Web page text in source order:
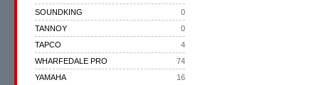
0
SOUNDKING
0
TANNOY
4
TAPCO
74
WHARFEDALE PRO
16
YAMAHA